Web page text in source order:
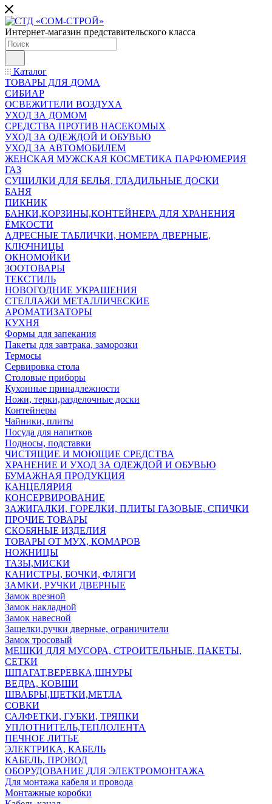
Интернет-магазин представительского класса
Каталог
ТОВАРЫ ДЛЯ ДОМА
СИБИАР
ОСВЕЖИТЕЛИ ВОЗДУХА
УХОД ЗА ДОМОМ
СРЕДСТВА ПРОТИВ НАСЕКОМЫХ
УХОД ЗА ОДЕЖДОЙ И ОБУВЬЮ
УХОД ЗА АВТОМОБИЛЕМ
ЖЕНСКАЯ МУЖСКАЯ КОСМЕТИКА ПАРФЮМЕРИЯ
ГАЗ
СУШИЛКИ ДЛЯ БЕЛЬЯ, ГЛАДИЛЬНЫЕ ДОСКИ
БАНЯ
ПИКНИК
БАНКИ,КОРЗИНЫ,КОНТЕЙНЕРА ДЛЯ ХРАНЕНИЯ
ЁМКОСТИ
АДРЕСНЫЕ ТАБЛИЧКИ, НОМЕРА ДВЕРНЫЕ,
КЛЮЧНИЦЫ
ОКНОМОЙКИ
ЗООТОВАРЫ
ТЕКСТИЛЬ
НОВОГОДНИЕ УКРАШЕНИЯ
СТЕЛЛАЖИ МЕТАЛЛИЧЕСКИЕ
АРОМАТИЗАТОРЫ
КУХНЯ
Формы для запекания
Пакеты для завтрака, заморозки
Термосы
Сервировка стола
Столовые приборы
Кухонные принадлежности
Ножи, терки,разделочные доски
Контейнеры
Чайники, плиты
Посуда для напитков
Подносы, подставки
ЧИСТЯЩИЕ И МОЮЩИЕ СРЕДСТВА
ХРАНЕНИЕ И УХОД ЗА ОДЕЖДОЙ И ОБУВЬЮ
БУМАЖНАЯ ПРОДУКЦИЯ
КАНЦЕЛЯРИЯ
КОНСЕРВИРОВАНИЕ
ЗАЖИГАЛКИ, ГОРЕЛКИ, ПЛИТЫ ГАЗОВЫЕ, СПИЧКИ
ПРОЧИЕ ТОВАРЫ
СКОБЯНЫЕ ИЗДЕЛИЯ
ТОВАРЫ ОТ МУХ, КОМАРОВ
НОЖНИЦЫ
ТАЗЫ,МИСКИ
КАНИСТРЫ, БОЧКИ, ФЛЯГИ
ЗАМКИ, РУЧКИ ДВЕРНЫЕ
Замок врезной
Замок накладной
Замок навесной
Защелки,ручки дверные, ограничители
Замок тросовый
МЕШКИ ДЛЯ МУСОРА, СТРОИТЕЛЬНЫЕ, ПАКЕТЫ,
СЕТКИ
ШПАГАТ,ВЕРЕВКА,ШНУРЫ
ВЕДРА, КОВШИ
ШВАБРЫ,ЩЕТКИ,МЕТЛА
СОВКИ
САЛФЕТКИ, ГУБКИ, ТРЯПКИ
УПЛОТНИТЕЛЬ,ТЕПЛОЛЕНТА
ПЕЧНОЕ ЛИТЬЕ
ЭЛЕКТРИКА, КАБЕЛЬ
КАБЕЛЬ, ПРОВОД
ОБОРУДОВАНИЕ ДЛЯ ЭЛЕКТРОМОНТАЖА
Для монтажа кабеля и провода
Монтажные коробки